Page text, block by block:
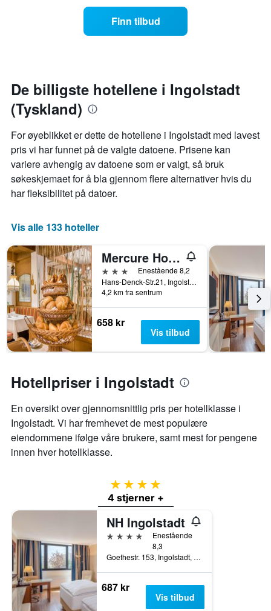
gjennomsnittsprisen
på
et
denne
helgen
funnet
de
siste
3
oppholdet
Diagrammets
1
X-
viser
antall
dager
før
oppholdet
Diagrammets
akse
viser
gjennomsnittsprisen
på
et
rom
Finn tilbud
De billigste hotellene i Ingolstadt
(Tyskland)
For øyeblikket er dette de hotellene i Ingolstadt med lavest
pris vi har funnet på de valgte datoene. Prisene kan
variere avhengig av datoene som er valgt, så bruk
søkeskjemaet for å bla gjennom flere alternativer hvis du
har fleksibilitet på datoer.
Vis alle 133 hoteller
Mercure Hotel Ingolstadt
3 stjernerEnestående 8,2
Hans-Denck-Str.21, Ingolstadt, Bavaria, Tyskland
4,2 km fra sentrum
658 kr
Vis tilbud
Hotellpriser i Ingolstadt
En oversikt over gjennomsnittlig pris per hotellklasse i
Ingolstadt. Vi har fremhevet de mest populære
eiendommene ifølge våre brukere, samt mest for pengene
innen hver hotellklasse.
4 stjerner
4 stjerner +
NH Ingolstadt
4 stjerner
Enestående
8,3
Goethestr. 153, Ingolstadt, Bavaria, Tyskland
687 kr
Vis tilbud